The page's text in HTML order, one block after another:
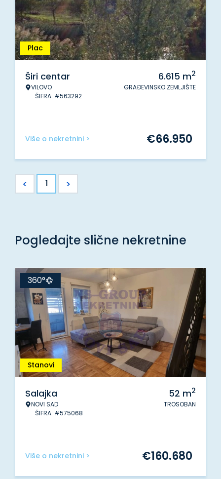
Plac
Širi centar
VILOVO
ŠIFRA: #563292
6.615 m2
GRAĐEVINSKO ZEMLJIŠTE
Više o nekretnini > €66.950
< 1 >
Pogledajte slične nekretnine
Stanovi
360°
Salajka
NOVI SAD
ŠIFRA: #575068
52 m2
TROSOBAN
Više o nekretnini > €160.680